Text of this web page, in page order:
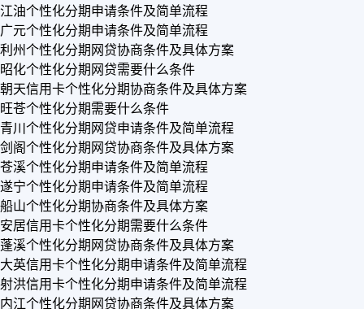
江油个性化分期申请条件及简单流程
广元个性化分期申请条件及简单流程
利州个性化分期网贷协商条件及具体方案
昭化个性化分期网贷需要什么条件
朝天信用卡个性化分期协商条件及具体方案
旺苍个性化分期需要什么条件
青川个性化分期网贷申请条件及简单流程
剑阁个性化分期网贷协商条件及具体方案
苍溪个性化分期申请条件及简单流程
遂宁个性化分期申请条件及简单流程
船山个性化分期协商条件及具体方案
安居信用卡个性化分期需要什么条件
蓬溪个性化分期网贷协商条件及具体方案
大英信用卡个性化分期申请条件及简单流程
射洪信用卡个性化分期申请条件及简单流程
内江个性化分期网贷协商条件及具体方案